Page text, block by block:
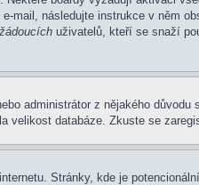
následujte instrukce v něm
uživatelů, kteří se snaží
administrátor z nějakého
databáze. Zkuste se
Stránky, kde je